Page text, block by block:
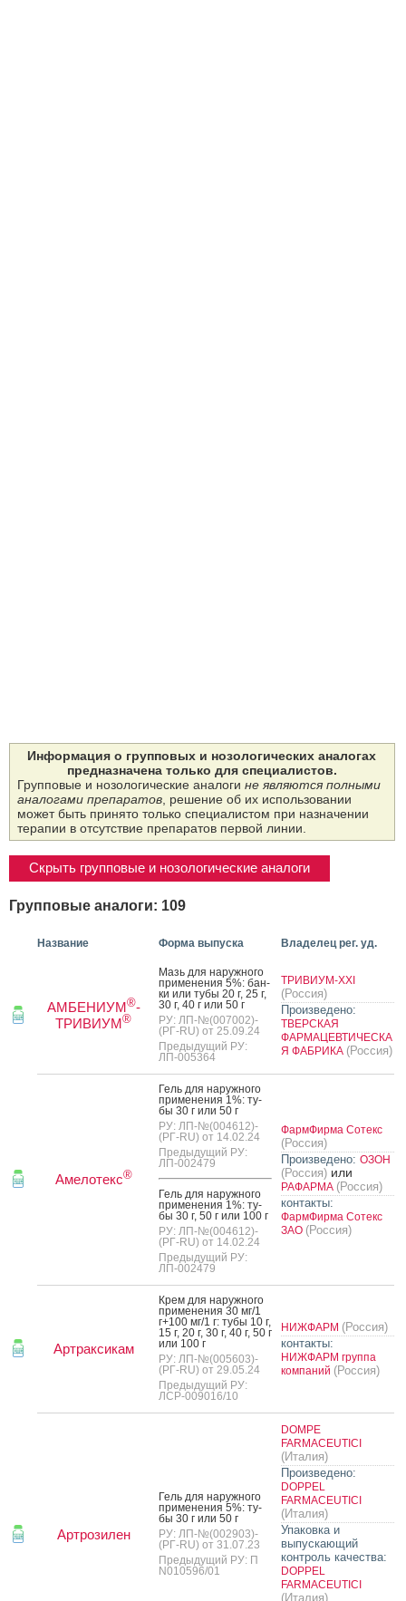
Информация о групповых и нозологических аналогах
предназначена только для специалистов.
Групповые и нозологические аналоги не являются полными
аналогами препаратов, решение об их использовании
может быть принято только специалистом при назначении
терапии в отсутствие препаратов первой линии.
Скрыть групповые и нозологические аналоги
Групповые аналоги: 109
Название Форма выпуска Владелец рег. уд.
АМБЕНИУМ®-
ТРИВИУМ®
Мазь для на­руж­но­го
при­мене­ния 5%: бан­
ки или ту­бы 20 г, 25 г,
30 г, 40 г или 50 г
РУ: ЛП-№(007002)-
(РГ-RU) от 25.09.24
Предыдущий РУ:
ЛП-005364
ТРИВИУМ-XXI
(Россия)
Произведено:
ТВЕРСКАЯ
ФАРМАЦЕВТИЧЕСКА
Я ФАБРИКА (Россия)
Амелотекс®
Гель для на­руж­но­го
при­мене­ния 1%: ту­
бы 30 г или 50 г
РУ: ЛП-№(004612)-
(РГ-RU) от 14.02.24
Предыдущий РУ:
ЛП-002479
Гель для на­руж­но­го
при­мене­ния 1%: ту­
бы 30 г, 50 г или 100 г
РУ: ЛП-№(004612)-
(РГ-RU) от 14.02.24
Предыдущий РУ:
ЛП-002479
ФармФирма Сотекс
(Россия)
Произведено: ОЗОН
(Россия) или
РАФАРМА (Россия)
контакты:
ФармФирма Сотекс
ЗАО (Россия)
Артраксикам
Крем для на­руж­но­го
при­мене­ния 30 мг/1
г+100 мг/1 г: ту­бы 10 г,
15 г, 20 г, 30 г, 40 г, 50 г
или 100 г
РУ: ЛП-№(005603)-
(РГ-RU) от 29.05.24
Предыдущий РУ:
ЛСР-009016/10
НИЖФАРМ (Россия)
контакты:
НИЖФАРМ группа
компаний (Россия)
Артрозилен
Гель для на­руж­но­го
при­мене­ния 5%: ту­
бы 30 г или 50 г
РУ: ЛП-№(002903)-
(РГ-RU) от 31.07.23
Предыдущий РУ: П
N010596/01
DOMPE
FARMACEUTICI
(Италия)
Произведено:
DOPPEL
FARMACEUTICI
(Италия)
Упаковка и
выпускающий
контроль качества:
DOPPEL
FARMACEUTICI
(Италия)